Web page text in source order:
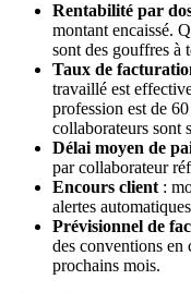
Rentabilité par
montant encaissé.
sont des gouffres à
Taux de
travaillé est
profession est de
collaborateurs sont
Délai moyen de
par collaborateur
Encours client :
alertes
Prévisionnel de
des conventions
prochains mois.